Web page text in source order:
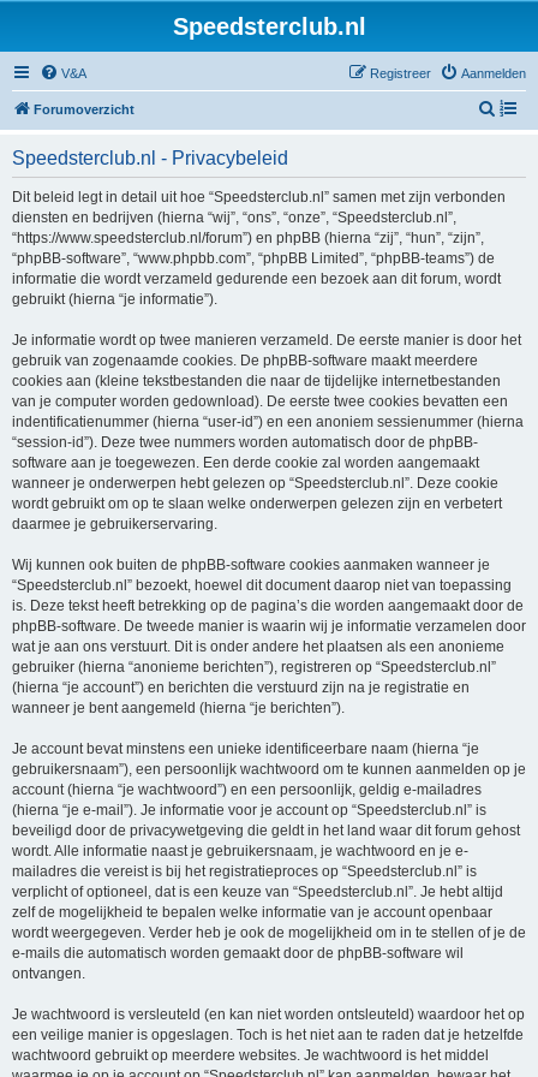
Speedsterclub.nl
V&A Aanmelden
Registreer
Forumoverzicht
Z
k
Speedsterclub.nl - Privacybeleid
Dit beleid legt in detail uit hoe “Speedsterclub.nl” samen met zijn verbonden
diensten en bedrijven (hierna “wij”, “ons”, “onze”, “Speedsterclub.nl”,
“https://www.speedsterclub.nl/forum”) en phpBB (hierna “zij”, “hun”, “zijn”,
“phpBB-software”, “www.phpbb.com”, “phpBB Limited”, “phpBB-teams”) de
informatie die wordt verzameld gedurende een bezoek aan dit forum, wordt
gebruikt (hierna “je informatie”).
Je informatie wordt op twee manieren verzameld. De eerste manier is door het
gebruik van zogenaamde cookies. De phpBB-software maakt meerdere
cookies aan (kleine tekstbestanden die naar de tijdelijke internetbestanden
van je computer worden gedownload). De eerste twee cookies bevatten een
indentificatienummer (hierna “user-id”) en een anoniem sessienummer (hierna
“session-id”). Deze twee nummers worden automatisch door de phpBB-
software aan je toegewezen. Een derde cookie zal worden aangemaakt
wanneer je onderwerpen hebt gelezen op “Speedsterclub.nl”. Deze cookie
wordt gebruikt om op te slaan welke onderwerpen gelezen zijn en verbetert
daarmee je gebruikerservaring.
Wij kunnen ook buiten de phpBB-software cookies aanmaken wanneer je
“Speedsterclub.nl” bezoekt, hoewel dit document daarop niet van toepassing
is. Deze tekst heeft betrekking op de pagina’s die worden aangemaakt door de
phpBB-software. De tweede manier is waarin wij je informatie verzamelen door
wat je aan ons verstuurt. Dit is onder andere het plaatsen als een anonieme
gebruiker (hierna “anonieme berichten”), registreren op “Speedsterclub.nl”
(hierna “je account”) en berichten die verstuurd zijn na je registratie en
wanneer je bent aangemeld (hierna “je berichten”).
Je account bevat minstens een unieke identificeerbare naam (hierna “je
gebruikersnaam”), een persoonlijk wachtwoord om te kunnen aanmelden op je
account (hierna “je wachtwoord”) en een persoonlijk, geldig e-mailadres
(hierna “je e-mail”). Je informatie voor je account op “Speedsterclub.nl” is
beveiligd door de privacywetgeving die geldt in het land waar dit forum gehost
wordt. Alle informatie naast je gebruikersnaam, je wachtwoord en je e-
mailadres die vereist is bij het registratieproces op “Speedsterclub.nl” is
verplicht of optioneel, dat is een keuze van “Speedsterclub.nl”. Je hebt altijd
zelf de mogelijkheid te bepalen welke informatie van je account openbaar
wordt weergegeven. Verder heb je ook de mogelijkheid om in te stellen of je de
e-mails die automatisch worden gemaakt door de phpBB-software wil
ontvangen.
Je wachtwoord is versleuteld (en kan niet worden ontsleuteld) waardoor het op
een veilige manier is opgeslagen. Toch is het niet aan te raden dat je hetzelfde
wachtwoord gebruikt op meerdere websites. Je wachtwoord is het middel